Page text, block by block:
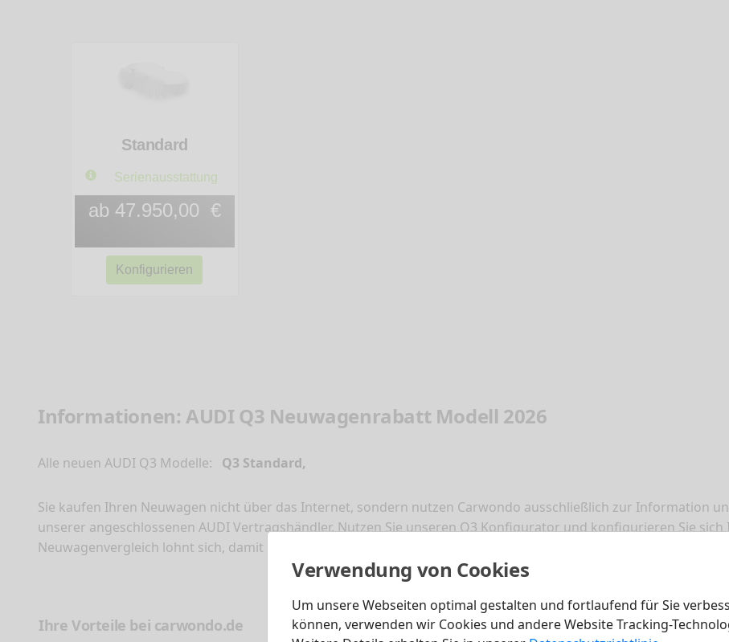
Verwendung von Cookies
Um unsere Webseiten optimal gestalten und fortlaufend für Sie
können, verwenden wir Cookies und andere Website Tracking-
Standard
Serienausstattung
ab 47.950,00 €
Konfigurieren
Informationen: AUDI Q3 Neuwagenrabatt Modell 2026
Alle neuen AUDI Q3 Modelle: Q3 Standard,
Sie kaufen Ihren Neuwagen nicht über das Internet, sondern nutzen Carwondo ausschließlich zur Information
unserer angeschlossenen AUDI Vertragshändler. Nutzen Sie unseren Q3 Konfigurator und konfigurieren Sie
Neuwagenvergleich lohnt sich, damit Sie schnell und günstig zum Neuwagen kommen. Sparen auch Sie beim
Ihre Vorteile bei carwondo.de Wir sind stolz auf